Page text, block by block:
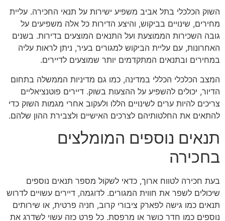
השוק הכלכלי בתל אביב משפיע ישירות על תנאי החכירה. עליית
מחירים, שינויים בביקוש, והיצע הדירות כל אלה משפיעים על
גובה השכירות הממוצעת ועל התנאים המוצעים בדירות. בשנים
האחרונות, עם עליית הביקוש למגורים בעיר, ניתן לראות עליה
במחירים ובתנאים המתקדמים יותר שמוצעים לדיירים.
המצב הכלכלי הכללי במדינה, כמו גם מדיניות הממשלה בתחום
הדיור, יכולים להשפיע על ההצעות בשוק. דיירים פוטנציאליים
צריכים להיות ערים לשינויים הללו ולעקוב אחרי מגמות השוק כדי
להתאים את החלטותיהם לצרכים האישיים ולצבירת ההון שלהם.
תנאים נוספים המומלצים
בחכירה
בעת חכירה לטווח ארוך, כדאי לשקול מספר תנאים נוספים
שיכולים לשפר את חווית המגורים. לדוגמה, דיירים עשויים לדרוש
תנאים כמו גישה לפארק ציבורי קרוב, חניה פרטית, או שירותים
נוספים כמו חדר כושר או מרפסת. כל פרט כזה עשוי לשדרג את